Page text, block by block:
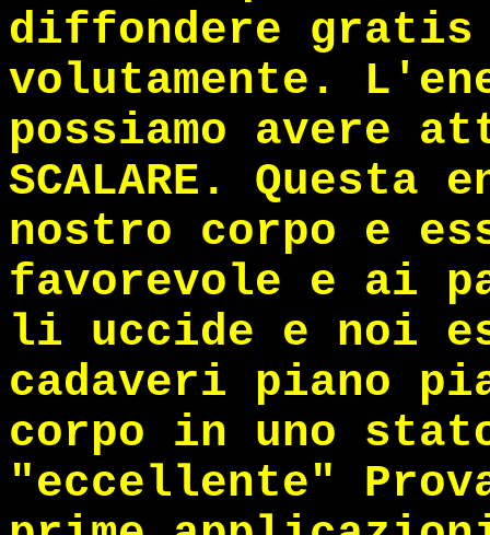
diffondere
volutamente.
possiamo avere
SCALARE.
nostro corpo e
favorevole e ai
li uccide e noi
cadaveri piano
corpo in uno
"eccellente"